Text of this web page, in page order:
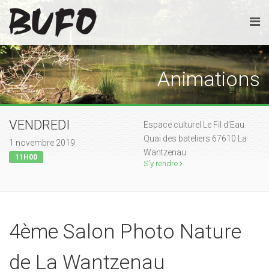
Animations
VENDREDI
1 novembre 2019
11H00
Espace culturel Le Fil d'Eau
Quai des bateliers 67610 La
Wantzenau
S'y rendre
4ème Salon Photo Nature
de La Wantzenau